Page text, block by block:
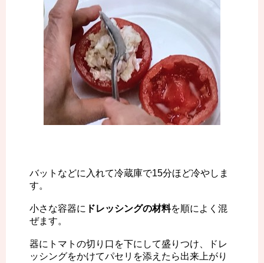
バットなどに入れて冷蔵庫で15分ほど冷やしま
す。
小さな容器に ドレッシングの材料を順によく混
ぜます。
器にトマトの切り口を下にして盛りつけ、ドレ
ッシングをかけてパセリを添えたら出来上がり